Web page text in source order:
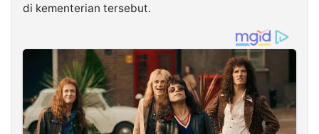
di kementerian tersebut.